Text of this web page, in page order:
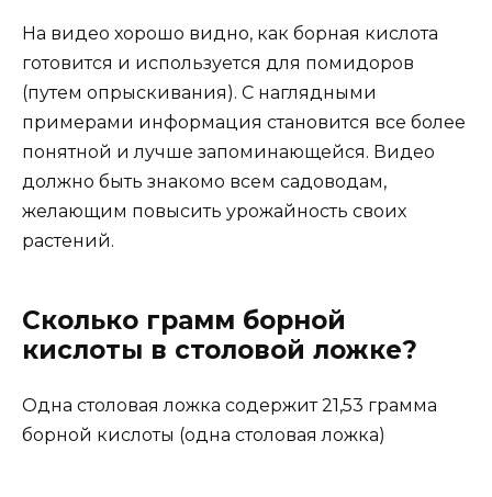
На видео хорошо видно, как борная кислота
готовится и используется для помидоров
(путем опрыскивания). С наглядными
примерами информация становится все более
понятной и лучше запоминающейся. Видео
должно быть знакомо всем садоводам,
желающим повысить урожайность своих
растений.
Сколько грамм борной
кислоты в столовой ложке?
Одна столовая ложка содержит 21,53 грамма
борной кислоты (одна столовая ложка)